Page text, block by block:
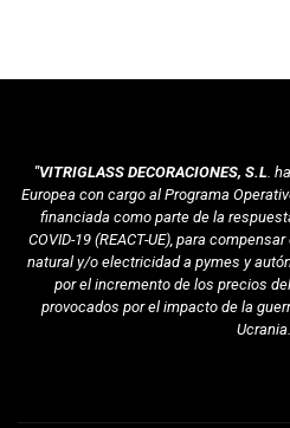
"VITRIGLASS DECORACIONES, S.L.
Europea con cargo al Programa
financiada como parte de la
COVID-19 (REACT-UE), para
natural y/o electricidad a pymes y
por el incremento de los precios
provocados por el impacto de la